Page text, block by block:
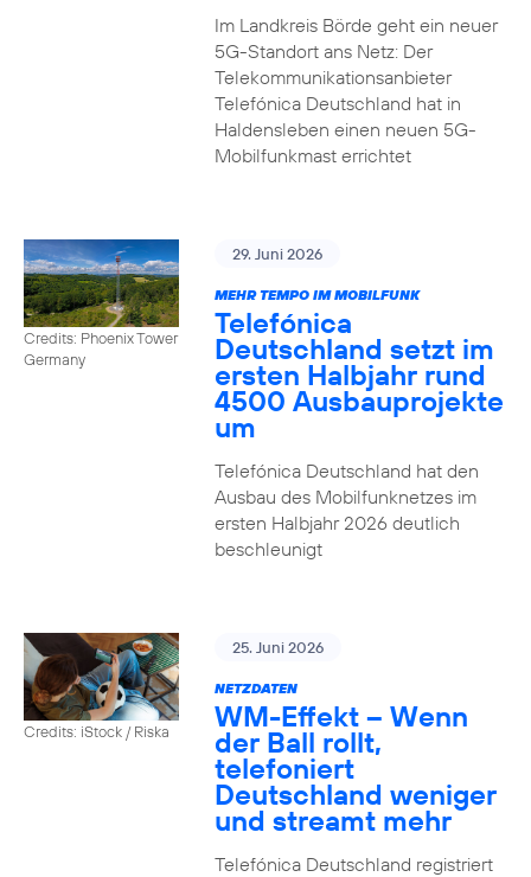
Im Landkreis Börde geht ein neuer
5G-Standort ans Netz: Der
Telekommunikationsanbieter
Telefónica Deutschland hat in
Haldensleben einen neuen 5G-
Mobilfunkmast errichtet
Credits: Phoenix Tower
Germany
29. Juni 2026
MEHR TEMPO IM MOBILFUNK
Telefónica
Deutschland setzt im
ersten Halbjahr rund
4500 Ausbauprojekte
um
Telefónica Deutschland hat den
Ausbau des Mobilfunknetzes im
ersten Halbjahr 2026 deutlich
beschleunigt
Credits: iStock / Riska
25. Juni 2026
NETZDATEN
WM-Effekt – Wenn
der Ball rollt,
telefoniert
Deutschland weniger
und streamt mehr
Telefónica Deutschland registriert